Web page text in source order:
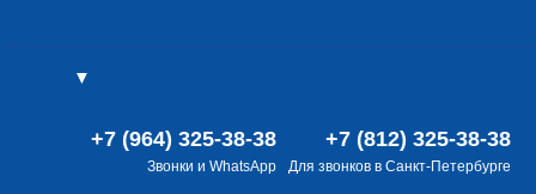
▼
+7 (812) 325-38-38
Для звонков в Санкт-Петербурге
+7 (964) 325-38-38
Звонки и WhatsApp